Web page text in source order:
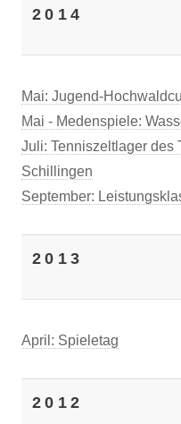
2014
Mai: Jugend-
Mai - Medenspiele:
Juli: Tenniszeltlager des
Schillingen
September:
2013
April: Spieletag
2012